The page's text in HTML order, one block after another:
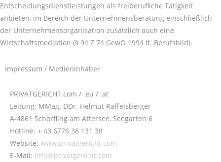
Entscheidungsdienstleistungen als freiberufliche Tätigkeit
anbieten, im Bereich der Unternehmensberatung einschließlich
der Unternehmensorganisation zusätzlich auch eine
Wirtschaftsmediation (§ 94 Z 74 GewO 1994 lt. Berufsbild).
Impressum / Medieninhaber
PRIVATGERICHT.com / .eu / .at
Leitung: MMag. DDr. Helmut Raffelsberger
A-4861 Schörfling am Attersee, Seegarten 6
Hotline: + 43 6776 38 131 38
Website: www.privatgericht.com
E-Mail: info@privatgericht.com